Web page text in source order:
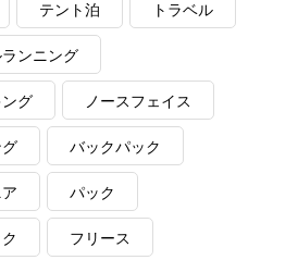
テント泊 トラベル
ランニング
ング ノースフェイス
バックパック
パック
フリース